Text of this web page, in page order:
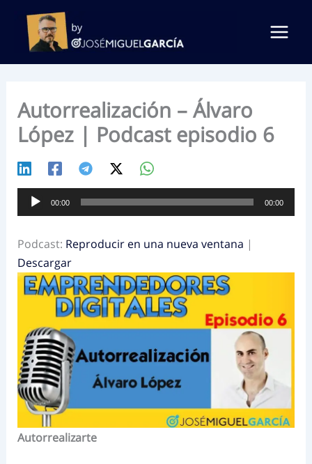
contenido
Autorrealización – Álvaro
López | Podcast episodio 6
Reproductor
de
00:00 00:00
Podcast: Reproducir en una nueva ventana |
Descargar
Autorrealizarte